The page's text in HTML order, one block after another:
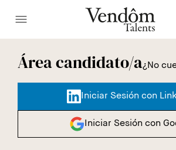
Área candidato/a¿No
Iniciar Sesión con
Iniciar Sesión con